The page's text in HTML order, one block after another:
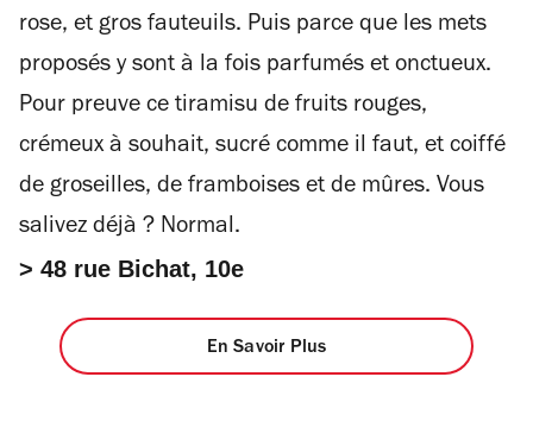
rose, et gros fauteuils. Puis parce que les mets
proposés y sont à la fois parfumés et onctueux.
Pour preuve ce tiramisu de fruits rouges,
crémeux à souhait, sucré comme il faut, et coiffé
de groseilles, de framboises et de mûres. Vous
salivez déjà ? Normal.
> 48 rue Bichat, 10e
En Savoir Plus